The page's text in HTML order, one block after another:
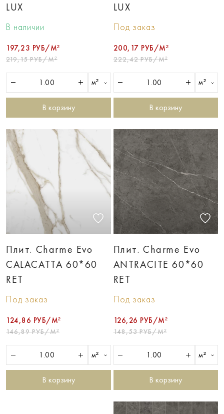
LUX
В наличии
197,23 РУБ/М²
219,15 РУБ/М²
м²
В корзину
LUX
Под заказ
200,17 РУБ/М²
222,42 РУБ/М²
м²
В корзину
Плит. Charme Evo
CALACATTA 60*60
RET
Под заказ
124,86 РУБ/М²
146,89 РУБ/М²
м²
В корзину
Плит. Charme Evo
ANTRACITE 60*60
RET
Под заказ
126,26 РУБ/М²
148,53 РУБ/М²
м²
В корзину